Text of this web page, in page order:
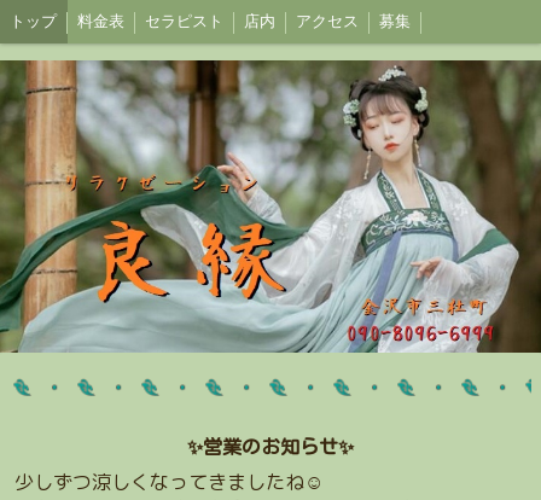
トップ 料金表 セラピスト 店内 アクセス 募集
✨️営業のお知らせ✨️
少しずつ涼しくなってきましたね☺️